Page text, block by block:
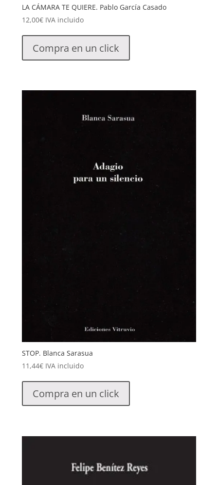
LA CÁMARA TE QUIERE. Pablo García Casado
12,00€ IVA incluido
Compra en un click
STOP. Blanca Sarasua
11,44€ IVA incluido
Compra en un click